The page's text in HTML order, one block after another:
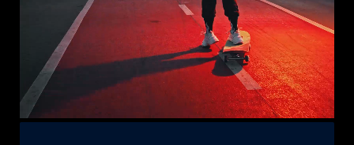
2K-videó
A SPARK videóminősége magasabb szinten